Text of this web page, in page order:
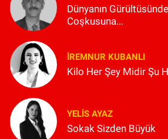
Dünyanın
Coşkusuna...
İREMNUR KUBANLI
Kilo Her Şey Midir Şu
YELIS AYAZ
Sokak Sizden Büyük